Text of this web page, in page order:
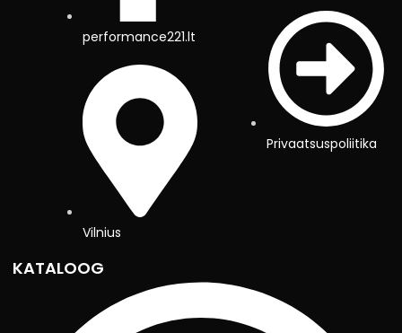
performance221.lt
Vilnius
Privaatsuspoliitika
KATALOOG